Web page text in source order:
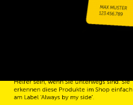
TCS immer an meiner
Helfer sein, wenn Sie unterwegs sind. Sie
erkennen diese Produkte im Shop einfach
am Label 'Always by my side'.